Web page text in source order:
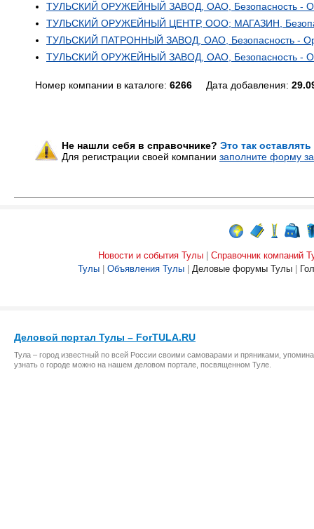
ТУЛЬСКИЙ ОРУЖЕЙНЫЙ ЗАВОД, ОАО, Безопасность -
ТУЛЬСКИЙ ОРУЖЕЙНЫЙ ЦЕНТР, ООО; МАГАЗИН,
ТУЛЬСКИЙ ПАТРОННЫЙ ЗАВОД, ОАО, Безопасность -
ТУЛЬСКИЙ ОРУЖЕЙНЫЙ ЗАВОД, ОАО, Безопасность -
Номер компании в каталоге: 6266 Дата добавления:
Не нашли себя в справочнике? Это так
Для регистрации своей компании заполните форму
Новости и события Тулы
Справочник компаний
Тулы
Объявления Тулы Деловые форумы Тулы
Деловой портал Тулы – ForTULA.RU
Тула – город известный по всей России своими самоварами и пряниками,
узнать о городе можно на нашем деловом портале, посвященном Туле.